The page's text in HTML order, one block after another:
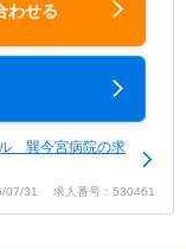
わせる
巽今宮病院の求
07/31 求人番号：530461